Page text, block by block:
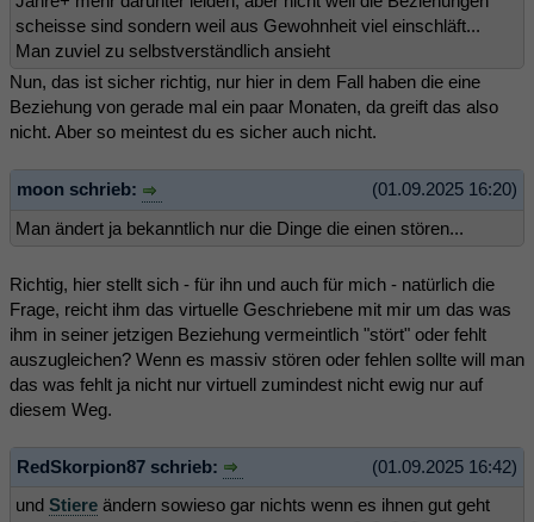
scheisse sind sondern weil aus Gewohnheit viel einschläft...
Man zuviel zu selbstverständlich ansieht
Nun, das ist sicher richtig, nur hier in dem Fall haben die eine
Beziehung von gerade mal ein paar Monaten, da greift das also
nicht. Aber so meintest du es sicher auch nicht.
(01.09.2025 16:20)
moon schrieb:
Man ändert ja bekanntlich nur die Dinge die einen stören...
Richtig, hier stellt sich - für ihn und auch für mich - natürlich die
Frage, reicht ihm das virtuelle Geschriebene mit mir um das was
ihm in seiner jetzigen Beziehung vermeintlich "stört" oder fehlt
auszugleichen? Wenn es massiv stören oder fehlen sollte will man
das was fehlt ja nicht nur virtuell zumindest nicht ewig nur auf
diesem Weg.
(01.09.2025 16:42)
RedSkorpion87 schrieb:
und Stiere ändern sowieso gar nichts wenn es ihnen gut geht